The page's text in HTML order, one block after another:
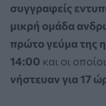
συγγραφείς
μικρή ομάδα
πρώτο γεύμα της
14:00 και οι
νήστευαν για 17